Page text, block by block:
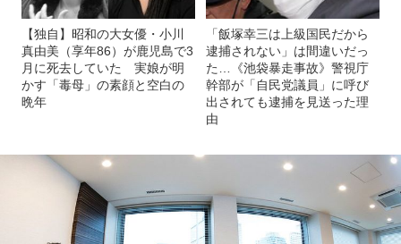
【独自】昭和の大女優・小川
真由美（享年86）が鹿児島で3
月に死去していた 実娘が明
かす「毒母」の素顔と空白の
晩年
「飯塚幸三は上級国民だから
逮捕されない」は間違いだっ
た…《池袋暴走事故》警視庁
幹部が「自民党議員」に呼び
出されても逮捕を見送った理
由